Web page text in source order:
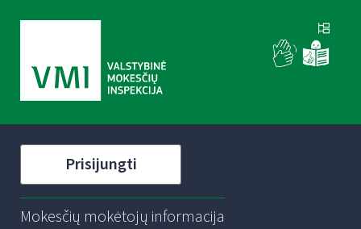
Prisijungti
Mokesčių mokėtojų informacija